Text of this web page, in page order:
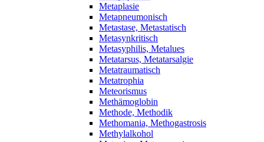
Metaplasie
Metapneumonisch
Metastase, Metastatisch
Metasynkritisch
Metasyphilis, Metalues
Metatarsus, Metatarsalgie
Metatraumatisch
Metatrophia
Meteorismus
Methämoglobin
Methode, Methodik
Methomania, Methogastrosis
Methylalkohol